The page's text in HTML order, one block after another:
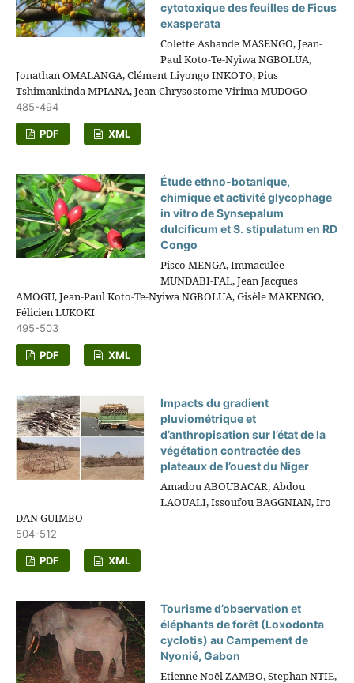
cytotoxique des feuilles de Ficus
exasperata
Colette Ashande MASENGO, Jean-
Paul Koto-Te-Nyiwa NGBOLUA,
Jonathan OMALANGA, Clément Liyongo INKOTO, Pius
Tshimankinda MPIANA, Jean-Chrysostome Virima MUDOGO
485-494
PDF XML
Étude ethno-botanique,
chimique et activité glycophage
in vitro de Synsepalum
dulcificum et S. stipulatum en RD
Congo
Pisco MENGA, Immaculée
MUNDABI-FAL, Jean Jacques
AMOGU, Jean-Paul Koto-Te-Nyiwa NGBOLUA, Gisèle MAKENGO,
Félicien LUKOKI
495-503
PDF XML
Impacts du gradient
pluviométrique et
d’anthropisation sur l’état de la
végétation contractée des
plateaux de l’ouest du Niger
Amadou ABOUBACAR, Abdou
LAOUALI, Issoufou BAGGNIAN, Iro
DAN GUIMBO
504-512
PDF XML
Tourisme d’observation et
éléphants de forêt (Loxodonta
cyclotis) au Campement de
Nyonié, Gabon
Etienne Noël ZAMBO, Stephan NTIE,